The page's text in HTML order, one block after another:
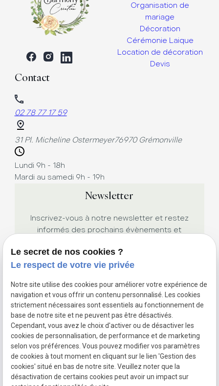
Organisation de
mariage
Décoration
Cérémonie Laique
Location de décoration
Devis
Contact
02 78 77 17 59
31 Pl. Micheline Ostermeyer76970 Grémonville
Lundi 9h - 18h
Mardi au samedi 9h - 19h
Newsletter
Inscrivez-vous à notre newsletter et restez
informés des prochains évènements et
Mentions légales
Politique de
confidentialité
Gestion
Plan du
Siret :
52988083300015
Le secret de nos cookies ?
Le respect de votre vie privée
Notre site utilise des cookies pour améliorer votre expérience de
navigation et vous offrir un contenu personnalisé. Les cookies
strictement nécessaires sont essentiels au fonctionnement de
base de notre site et ne peuvent pas être désactivés.
Cependant, vous avez le choix d'activer ou de désactiver les
cookies de personnalisation, de performance et de marketing
selon vos préférences. Vous pouvez modifier vos paramètres
de cookies à tout moment en cliquant sur le lien 'Gestion des
cookies' situé en bas de notre site. Veuillez noter que la
désactivation de certains cookies peut avoir un impact sur